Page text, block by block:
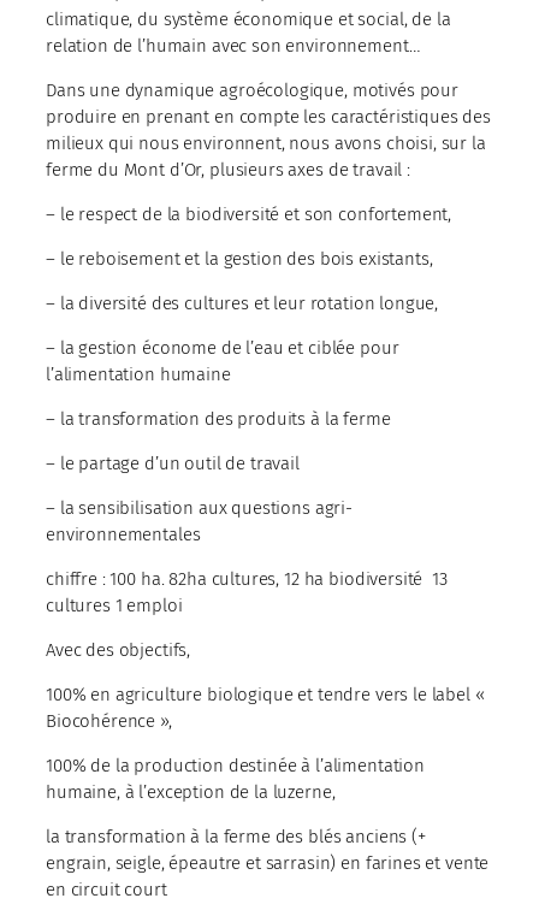
climatique, du système économique et social, de la
relation de l’humain avec son environnement…
Dans une dynamique agroécologique, motivés pour
produire en prenant en compte les caractéristiques des
milieux qui nous environnent, nous avons choisi, sur la
ferme du Mont d’Or, plusieurs axes de travail :
– le respect de la biodiversité et son confortement,
– le reboisement et la gestion des bois existants,
– la diversité des cultures et leur rotation longue,
– la gestion économe de l’eau et ciblée pour
l’alimentation humaine
– la transformation des produits à la ferme
– le partage d’un outil de travail
– la sensibilisation aux questions agri-
environnementales
chiffre : 100 ha. 82ha cultures, 12 ha biodiversité 13
cultures 1 emploi
Avec des objectifs,
100% en agriculture biologique et tendre vers le label «
Biocohérence »,
100% de la production destinée à l’alimentation
humaine, à l’exception de la luzerne,
la transformation à la ferme des blés anciens (+
engrain, seigle, épeautre et sarrasin) en farines et vente
en circuit court